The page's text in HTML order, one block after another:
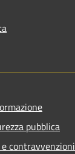
pubblica
contravvenzioni